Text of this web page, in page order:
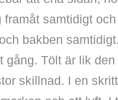
framåt samtidigt
bakben
gång. Tölt är lik
skillnad. I en